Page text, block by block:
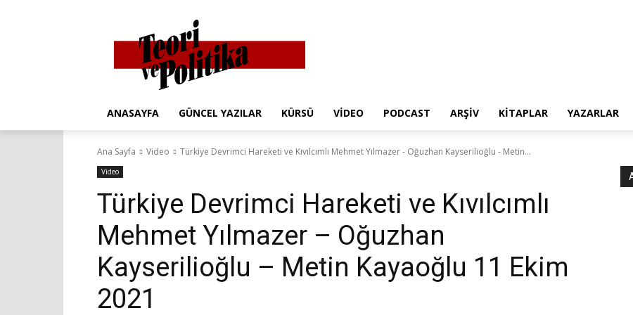
ANASAYFA GÜNCEL YAZILAR KÜRSÜ VIDEO PODCAST ARŞIV KITAPLAR YAZARLAR
Ana Sayfa Video Türkiye Devrimci Hareketi ve Kıvılcımlı Mehmet Yılmazer - Oğuzhan Kayserilioğlu - Metin...
Video
Türkiye Devrimci Hareketi ve Kıvılcımlı
Mehmet Yılmazer – Oğuzhan
Kayserilioğlu – Metin Kayaoğlu 11 Ekim
2021